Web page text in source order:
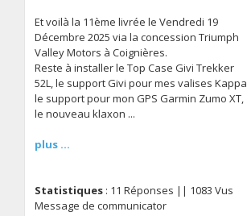
Et voilà la 11ème livrée le Vendredi 19
Décembre 2025 via la concession Triumph
Valley Motors à Coignières.
Reste à installer le Top Case Givi Trekker
52L, le support Givi pour mes valises Kappa,
le support pour mon GPS Garmin Zumo XT,
le nouveau klaxon ...
plus ...
Statistiques : 11 Réponses || 1083 Vus
Message de communicator